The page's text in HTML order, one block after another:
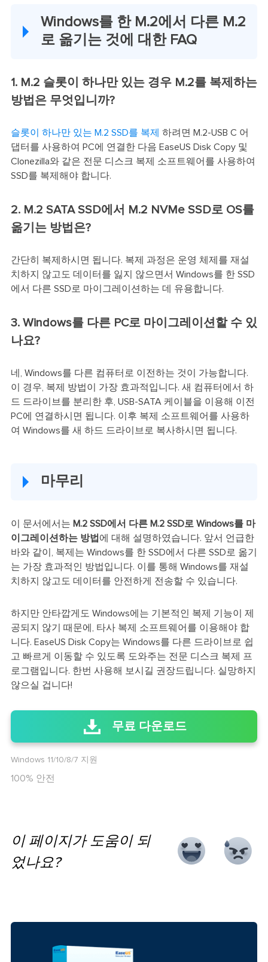
Windows를 한 M.2에서 다른 M.2
로 옮기는 것에 대한 FAQ
1. M.2 슬롯이 하나만 있는 경우 M.2를 복제하는
방법은 무엇입니까?
슬롯이 하나만 있는 M.2 SSD를 복제
하려면 M.2-USB C 어
댑터를 사용하여 PC에 연결한 다음 EaseUS Disk Copy 및
Clonezilla와 같은 전문 디스크 복제 소프트웨어를 사용하여
SSD를 복제해야 합니다.
2. M.2 SATA SSD에서 M.2 NVMe SSD로 OS를
옮기는 방법은?
간단히 복제하시면 됩니다. 복제 과정은 운영 체제를 재설
치하지 않고도 데이터를 잃지 않으면서 Windows를 한 SSD
에서 다른 SSD로 마이그레이션하는 데 유용합니다.
3. Windows를 다른 PC로 마이그레이션할 수 있
나요?
네, Windows를 다른 컴퓨터로 이전하는 것이 가능합니다.
이 경우, 복제 방법이 가장 효과적입니다. 새 컴퓨터에서 하
드 드라이브를 분리한 후, USB-SATA 케이블을 이용해 이전
PC에 연결하시면 됩니다. 이후 복제 소프트웨어를 사용하
여 Windows를 새 하드 드라이브로 복사하시면 됩니다.
마무리
이 문서에서는 M.2 SSD에서 다른 M.2 SSD로 Windows를 마
이그레이션하는 방법 에 대해 설명하였습니다. 앞서 언급한
바와 같이, 복제는 Windows를 한 SSD에서 다른 SSD로 옮기
는 가장 효과적인 방법입니다. 이를 통해 Windows를 재설
치하지 않고도 데이터를 안전하게 전송할 수 있습니다.
하지만 안타깝게도 Windows에는 기본적인 복제 기능이 제
공되지 않기 때문에, 타사 복제 소프트웨어를 이용해야 합
니다. EaseUS Disk Copy는 Windows를 다른 드라이브로 쉽
고 빠르게 이동할 수 있도록 도와주는 전문 디스크 복제 프
로그램입니다. 한번 사용해 보시길 권장드립니다. 실망하지
않으실 겁니다!
무료 다운로드
Windows 11/10/8/7 지원
100% 안전
이 페이지가 도움이 되
었나요?